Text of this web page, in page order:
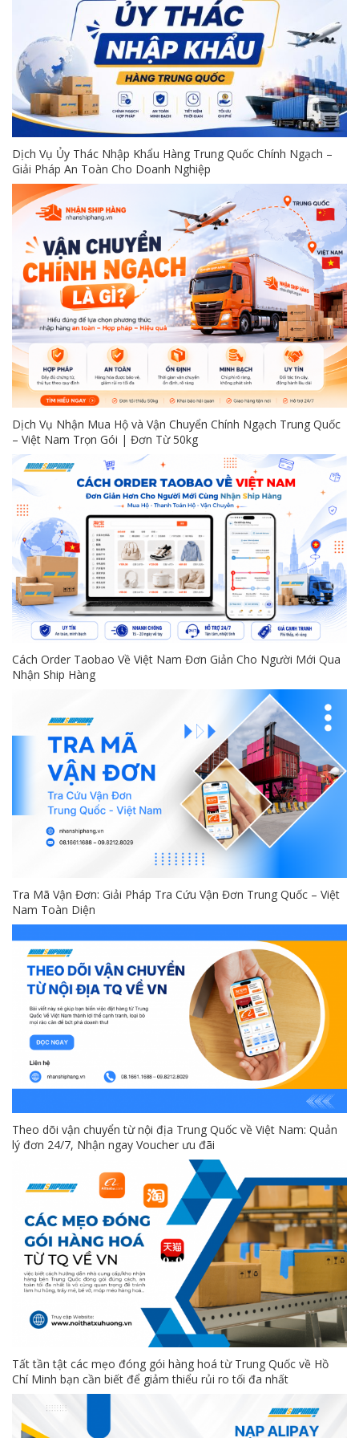
Dịch Vụ Ủy Thác Nhập Khẩu Hàng Trung Quốc Chính Ngạch –
Giải Pháp An Toàn Cho Doanh Nghiệp
Dịch Vụ Nhận Mua Hộ và Vận Chuyển Chính Ngạch Trung Quốc
– Việt Nam Trọn Gói | Đơn Từ 50kg
Cách Order Taobao Về Việt Nam Đơn Giản Cho Người Mới Qua
Nhận Ship Hàng
Tra Mã Vận Đơn: Giải Pháp Tra Cứu Vận Đơn Trung Quốc – Việt
Nam Toàn Diện
Theo dõi vận chuyển từ nội địa Trung Quốc về Việt Nam: Quản
lý đơn 24/7, Nhận ngay Voucher ưu đãi
Tất tần tật các mẹo đóng gói hàng hoá từ Trung Quốc về Hồ
Chí Minh bạn cần biết để giảm thiểu rủi ro tối đa nhất